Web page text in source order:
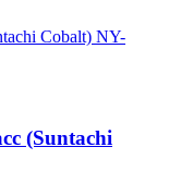
(Suntachi